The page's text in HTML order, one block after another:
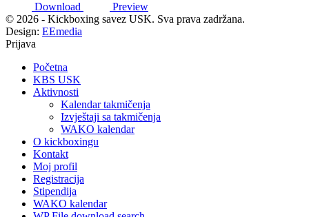
Download
Preview
© 2026 - Kickboxing savez USK. Sva prava zadržana.
Design: EEmedia
Prijava
Početna
KBS USK
Aktivnosti
Kalendar takmičenja
Izvještaji sa takmičenja
WAKO kalendar
O kickboxingu
Kontakt
Moj profil
Registracija
Stipendija
WAKO kalendar